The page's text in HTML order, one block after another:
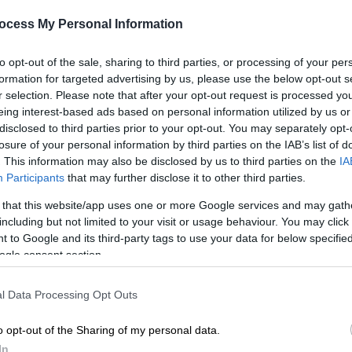
My Personal Information
opt-out of the sale, sharing to third parties, or processing of your
for targeted advertising by us, please use the below opt-out
selection. Please note that after your opt-out request is processed
interest-based ads based on personal information utilized by us
to third parties prior to your opt-out. You may separately
of your personal information by third parties on the IAB’s list of
This information may also be disclosed by us to third parties on the
Participants that may further disclose it to other third parties.
that this website/app uses one or more Google services and may
but not limited to your visit or usage behaviour. You may
to Google and its third-party tags to use your data for below
consent section.
Data Processing Opt Outs
opt-out of the Sharing of my personal data.
το ΕΘΝΟΣ στη Google
καλεσμένος στην εκπομπή «Όλα για τη
έμφραγμα που υπέστη τον περασμένο
βίωσε.